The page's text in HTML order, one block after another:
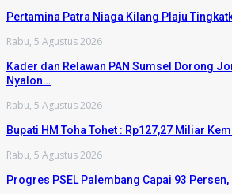
Pertamina Patra Niaga Kilang Plaju
Rabu, 5 Agustus 2026
Kader dan Relawan PAN Sumsel Dorong
Nyalon…
Rabu, 5 Agustus 2026
Bupati HM Toha Tohet : Rp127,27 Miliar
Rabu, 5 Agustus 2026
Progres PSEL Palembang Capai 93